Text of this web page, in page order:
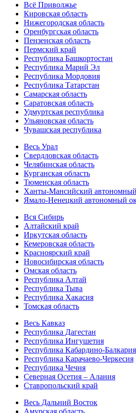
Всё Приволжье
Кировская область
Нижегородская область
Оренбургская область
Пензенская область
Пермский край
Республика Башкортостан
Республика Марий Эл
Республика Мордовия
Республика Татарстан
Самарская область
Саратовская область
Удмуртская республика
Ульяновская область
Чувашская республика
Весь Урал
Свердловская область
Челябинская область
Курганская область
Тюменская область
Ханты-Мансийский
Ямало-Ненецкий автономный
Вся Сибирь
Алтайский край
Иркутская область
Кемеровская область
Красноярский край
Новосибирская область
Омская область
Республика Алтай
Республика Тыва
Республика Хакасия
Томская область
Весь Кавказ
Республика Дагестан
Республика Ингушетия
Республика Кабардино-Балкария
Республика Карачаево-Черкесия
Республика Чечня
Северная Осетия – Алания
Ставропольский край
Весь Дальний Восток
Амурская область